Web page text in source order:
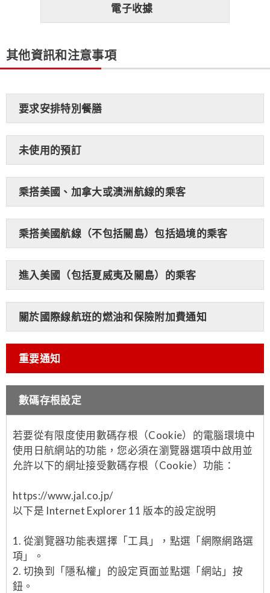
電子收據
其他資訊和注意事項
要求安排特別餐膳
未使用的預訂
乘搭美國、加拿大或澳洲航線的乘客
乘搭美國航線（不包括關島）包括過境的乘客
進入美國（包括夏威夷及關島）的乘客
關於國際線航班的燃油和保險附加費通知
重要通知
數碼存根設定
若要從有限度使用數碼存根（Cookie）的電腦環境中
使用日航網站的功能，您必須在瀏覽器選項中啟用並
允許以下的網址接受數碼存根（Cookie）功能：
https://www.jal.co.jp/
以下是 Internet Explorer 11 版本的設定說明
1. 從瀏覽器功能表選擇「工具」，點選「網際網路選
項」。
2. 切換到「隱私權」的設定頁面並點選「網站」按
鈕。